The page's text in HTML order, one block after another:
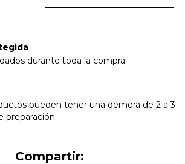
durante toda la compra.
pueden tener una demora de 2 a 3
preparación.
Compartir: